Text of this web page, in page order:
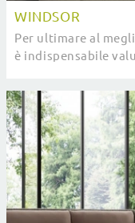
WINDSOR
Per ultimare al
è indispensabile